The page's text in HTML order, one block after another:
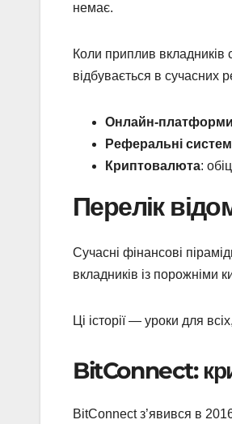
немає.
Коли приплив вкладників
відбувається в сучасних
Онлайн-платформи
Реферальні
Криптовалюта:
Перелік
Сучасні фінансові
вкладників із порожніми
Ці історії — уроки для
BitConnect:
BitConnect з’явився в